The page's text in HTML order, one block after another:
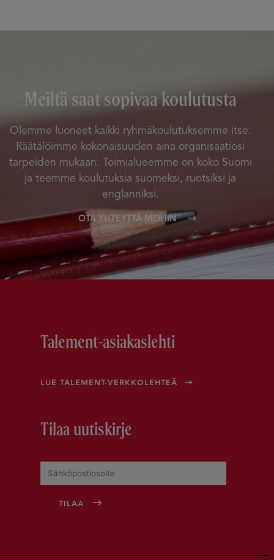
Meiltä saat sopivaa koulutusta
Olemme luoneet kaikki ryhmäkoulutuksemme itse.
Räätälöimme kokonaisuuden aina organisaatiosi
tarpeiden mukaan. Toimialueemme on koko Suomi
ja teemme koulutuksia suomeksi, ruotsiksi ja
englanniksi.
OTA YHTEYTTÄ MEIHIN
Talement-asiakaslehti
LUE TALEMENT-VERKKOLEHTEÄ
Tilaa uutiskirje